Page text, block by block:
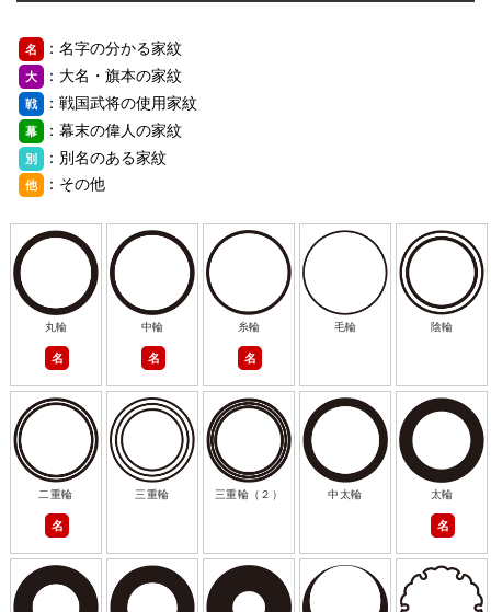
名 ：名字の分かる家紋
大 ：大名・旗本の家紋
戦 ：戦国武将の使用家紋
幕 ：幕末の偉人の家紋
別 ：別名のある家紋
他 ：その他
丸輪
名
中輪
名
糸輪
名
毛輪 陰輪
二重輪
名
三重輪 三重輪（２） 中太輪 太輪
名